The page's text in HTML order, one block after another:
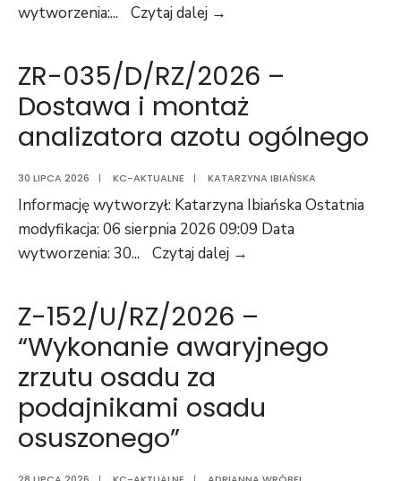
ściekowych,
terenie
Oczyszczalni
ścieków
“Fordon”
Bydgoszczy”
wytworzenia:... Czytaj dalej →
sieci
wodociągowej
i
kanalizacji
sanitarnej
w
ul.
Ryskiej
Bydgoszczy
na
działkach
nr
2/39,
ZR-035/D/RZ/2026 –
Dostawa i montaż
analizatora azotu ogólnego
30 LIPCA 2026 | KC-AKTUALNE | KATARZYNA IBIAŃSKA
Informację wytworzył: Katarzyna Ibiańska Ostatnia
modyfikacja: 06 sierpnia 2026 09:09 Data
wytworzenia: 30... Czytaj dalej →
i
analizatora
azotu
Z-152/U/RZ/2026 –
“Wykonanie awaryjnego
zrzutu osadu za
podajnikami osadu
osuszonego”